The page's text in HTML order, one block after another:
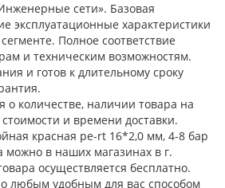
сети». Базовая
эксплуатационные характеристики
Полное соответствие
и техническим возможностям.
и готов к длительному сроку
количестве, наличии товара на
и времени доставки.
красная pe-rt 16*2,0 мм, 4-8 бар
можно в наших магазинах в г.
осуществляется бесплатно.
любым удобным для вас способом